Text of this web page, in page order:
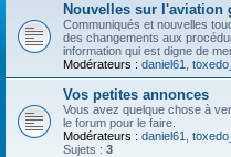
Nouvelles sur l'aviation
Communiqués et nouvelles
des changements aux
information qui est digne de
Modérateurs : daniel61
Vos petites annonces
Vous avez quelque chose à
le forum pour le faire.
Modérateurs : daniel61
Sujets : 3